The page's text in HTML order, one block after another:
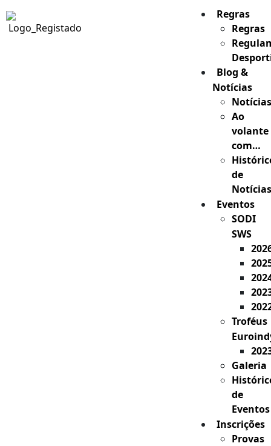
Regras
Regras
Blog &
Notícias
Notícias
Ao
volante
com…
de
Notícias
Eventos
SODI
SWS
Troféus
Galeria
de
Eventos
Inscrições
Provas